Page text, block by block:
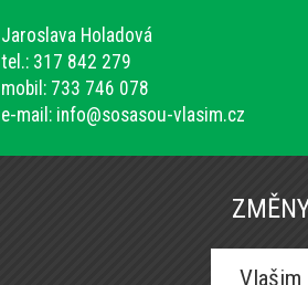
Jaroslava Holadová
tel.: 317 842 279
mobil: 733 746 078
e-mail: info@sosasou-vlasim.cz
Vlašim